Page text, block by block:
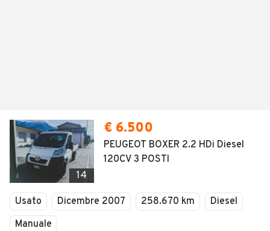
14
€ 6.500
PEUGEOT BOXER 2.2 HDi Diesel
120CV 3 POSTI
Usato Dicembre 2007 258.670 km
Diesel
Manuale